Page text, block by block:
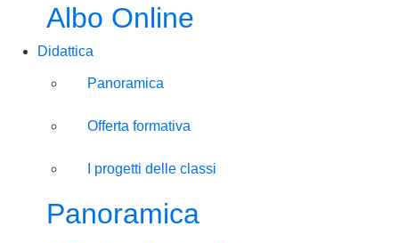
Albo Online
Didattica
Panoramica
Offerta formativa
I progetti delle classi
Panoramica